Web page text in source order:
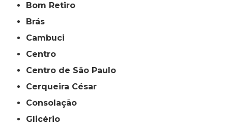
Bom Retiro
Brás
Cambuci
Centro
Centro de São Paulo
Cerqueira César
Consolação
Glicério